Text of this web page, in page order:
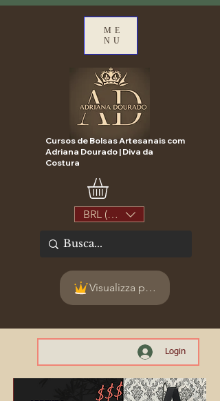
ME
NU
Cursos de Bolsas Artesanais com
Adriana Dourado | Diva da
Costura
BRL (R$)
Visualizza punti
Login